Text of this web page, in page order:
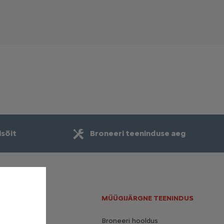
Broneeri teeninduse aeg
MÜÜGIJÄRGNE TEENINDUS
Broneeri hooldus